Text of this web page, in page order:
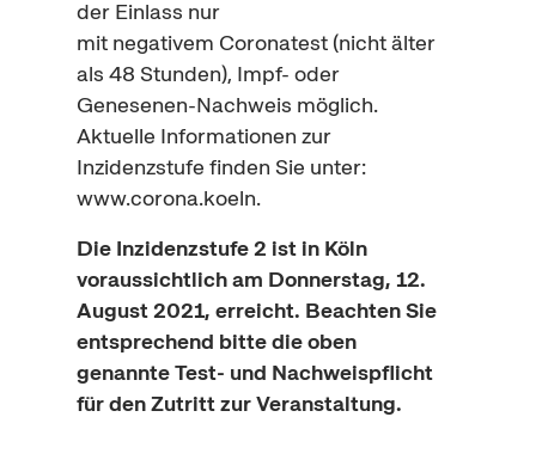
der Einlass nur
mit negativem Coronatest (nicht älter
als 48 Stunden), Impf- oder
Genesenen-Nachweis möglich.
Aktuelle Informationen zur
Inzidenzstufe finden Sie unter:
www.corona.koeln.
Die Inzidenzstufe 2 ist in Köln
voraussichtlich am Donnerstag, 12.
August 2021, erreicht. Beachten Sie
entsprechend bitte die oben
genannteTest- und Nachweispflicht
für den Zutritt zur Veranstaltung.